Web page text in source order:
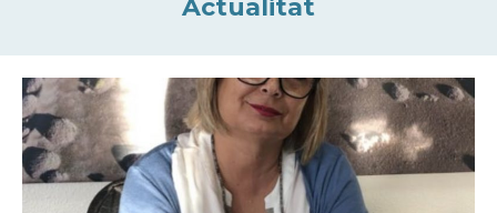
Actualitat